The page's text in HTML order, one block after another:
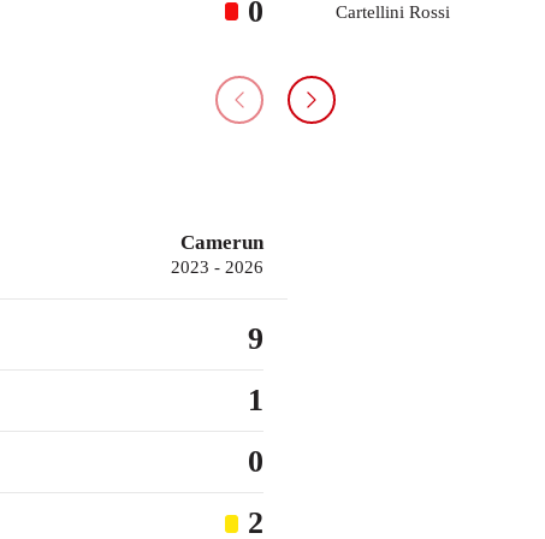
0 Cartellini Rossi
Camerun
2023 - 2026
9
1
0
2